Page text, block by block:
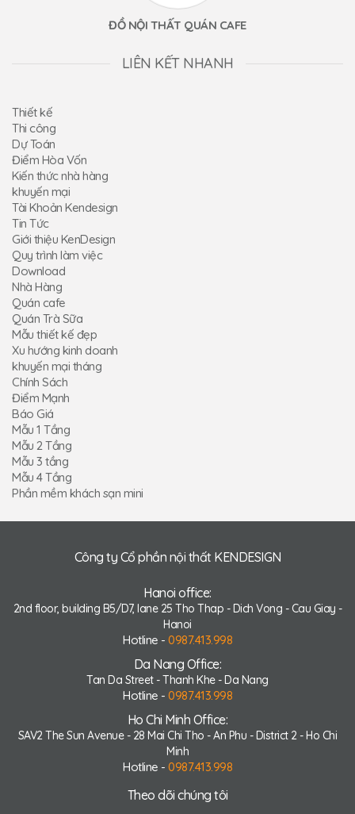
ĐỒ NỘI THẤT QUÁN CAFE
LIÊN KẾT NHANH
Thiết kế
Thi công
Dự Toán
Điểm Hòa Vốn
Kiến thức nhà hàng
khuyến mại
Tài Khoản Kendesign
Tin Tức
Giới thiệu KenDesign
Quy trình làm việc
Download
Nhà Hàng
Quán cafe
Quán Trà Sữa
Mẫu thiết kế đẹp
Xu hướng kinh doanh
khuyến mại tháng
Chính Sách
Điểm Mạnh
Báo Giá
Mẫu 1 Tầng
Mẫu 2 Tầng
Mẫu 3 tầng
Mẫu 4 Tầng
Phần mềm khách sạn mini
Công ty Cổ phần nội thất KENDESIGN
Hanoi office:
2nd floor, building B5/D7, lane 25 Tho Thap - Dich Vong - Cau Giay -
Hanoi
Hotline - 0987.413.998
Da Nang Office:
Tan Da Street - Thanh Khe - Da Nang
Hotline - 0987.413.998
Ho Chi Minh Office:
SAV2 The Sun Avenue - 28 Mai Chi Tho - An Phu - District 2 - Ho Chi
Minh
Hotline - 0987.413.998
Theo dõi chúng tôi